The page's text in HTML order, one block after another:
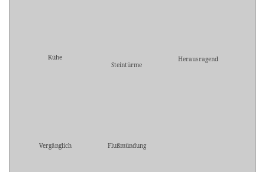
Kühe
Steintürme
Herausragend
Vergänglich Flußmündung